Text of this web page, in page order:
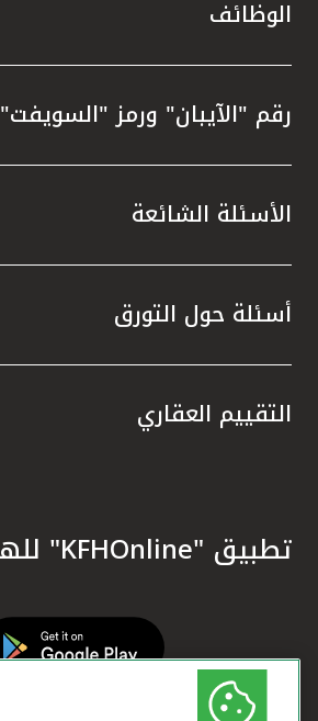
الوظائف
رقم "الآيبان" ورمز "السويفت"
الأسئلة الشائعة
أسئلة حول التورق
التقييم العقاري
تطبيق "KFHOnline" للهواتف الذكية